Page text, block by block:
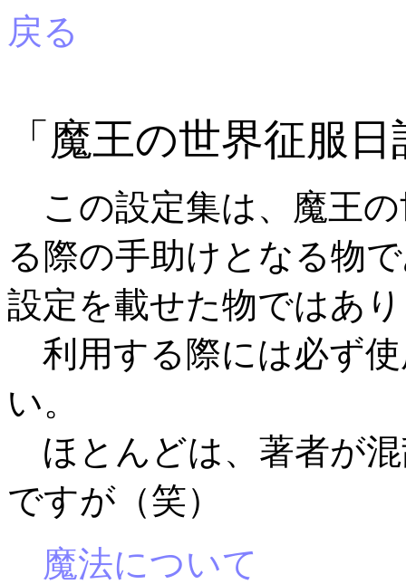
戻る
「魔王の世界征服
この設定集は、魔王
る際の手助けとなる物
設定を載せた物ではあ
利用する際には必ず
い。
ほとんどは、著者が
ですが（笑）
魔法について